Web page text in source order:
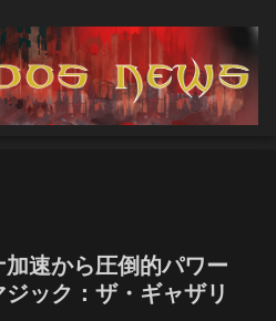
速から圧倒的パワー
ック：ザ・ギャザリ